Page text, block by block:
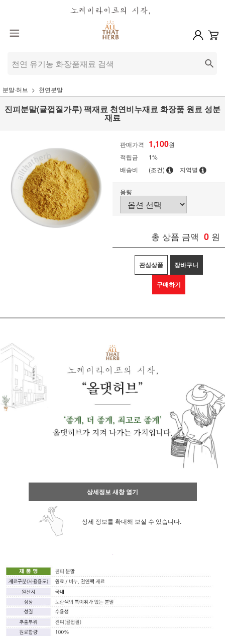
분말·허브 천연분말
진피분말(귤껍질가루) 팩재료 천연비누재료 화장품 원료 성분
재료
판매가격 1,100원
적립금
1%
배송비
(조건) 지역별
용량
총 상품 금액 0 원
관심상품 장바구니
구매하기
상세정보 새창 열기
상세 정보를 확대해 보실 수 있습니다.